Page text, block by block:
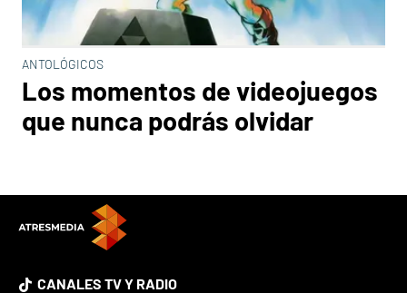
ANTOLÓGICOS
Los momentos de videojuegos
que nunca podrás olvidar
CANALES TV Y RADIO